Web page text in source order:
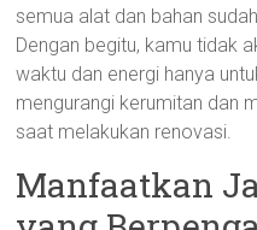
semua alat dan bahan
Dengan begitu, kamu tidak
waktu dan energi hanya
mengurangi kerumitan dan
saat melakukan renovasi.
Manfaatkan